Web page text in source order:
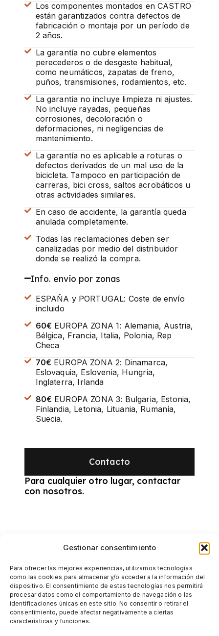
Gestionar consentimiento
Para ofrecer las mejores experiencias, utilizamos tecnologías
como las cookies para almacenar y/o acceder a la información del
dispositivo. El consentimiento de estas tecnologías nos permitirá
procesar datos como el comportamiento de navegación o las
identificaciones únicas en este sitio. No consentir o retirar el
consentimiento, puede afectar negativamente a ciertas
características y funciones.
Info. envío por zonas
ESPAÑA y PORTUGAL: Coste de envío
incluido
60€ EUROPA ZONA 1: Alemania, Austria,
Bélgica, Francia, Italia, Polonia, Rep
Checa
70€ EUROPA ZONA 2: Dinamarca,
Eslovaquia, Eslovenia, Hungría,
Inglaterra, Irlanda
80€ EUROPA ZONA 3: Bulgaria, Estonia,
Finlandia, Letonia, Lituania, Rumanía,
Suecia.
Contacto
Para cualquier otro lugar, contactar
con nosotros.
Los componentes montados en CASTRO
están garantizados contra defectos de
fabricación o montaje por un período de
2 años.
La garantía no cubre elementos
perecederos o de desgaste habitual,
como neumáticos, zapatas de freno,
puños, transmisiones, rodamientos, etc.
La garantía no incluye limpieza ni ajustes.
No incluye rayadas, pequeñas
corrosiones, decoloración o
deformaciones, ni negligencias de
mantenimiento.
La garantía no es aplicable a roturas o
defectos derivados de un mal uso de la
bicicleta. Tampoco en participación de
carreras, bici cross, saltos acrobáticos u
otras actividades similares.
En caso de accidente, la garantía queda
anulada completamente.
Todas las reclamaciones deben ser
canalizadas por medio del distribuidor
donde se realizó la compra.
© Castrobikes 2017